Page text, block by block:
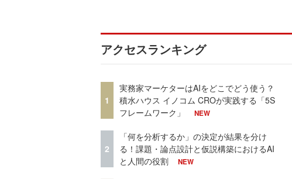
アクセスランキング
1
実務家マーケターはAIをどこでどう使う？
積水ハウス イノコム CROが実践する「5S
フレームワーク」
NEW
2
「何を分析するか」の決定が結果を分け
る！課題・論点設計と仮説構築におけるAI
と人間の役割
NEW